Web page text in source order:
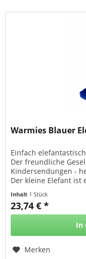
Warmies Blauer
Einfach
Der freundliche
Kindersendungen -
Der kleine Elefant ist
Inhalt 1 Stück
23,74 € *
In
Merken